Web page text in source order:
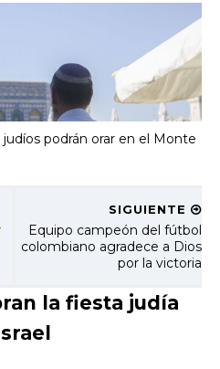
podrán orar en el Monte
SIGUIENTE
Equipo campeón del fútbol
colombiano agradece a Dios
por la victoria
la fiesta judía